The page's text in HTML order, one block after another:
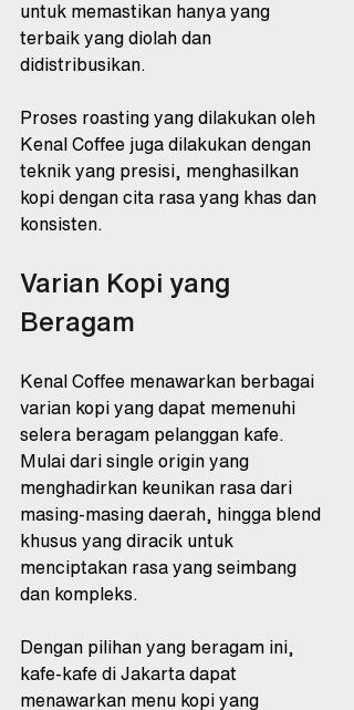
untuk memastikan hanya yang
terbaik yang diolah dan
didistribusikan.
Proses roasting yang dilakukan oleh
Kenal Coffee juga dilakukan dengan
teknik yang presisi, menghasilkan
kopi dengan cita rasa yang khas dan
konsisten.
Varian Kopi yang
Beragam
Kenal Coffee menawarkan berbagai
varian kopi yang dapat memenuhi
selera beragam pelanggan kafe.
Mulai dari single origin yang
menghadirkan keunikan rasa dari
masing-masing daerah, hingga blend
khusus yang diracik untuk
menciptakan rasa yang seimbang
dan kompleks.
Dengan pilihan yang beragam ini,
kafe-kafe di Jakarta dapat
menawarkan menu kopi yang